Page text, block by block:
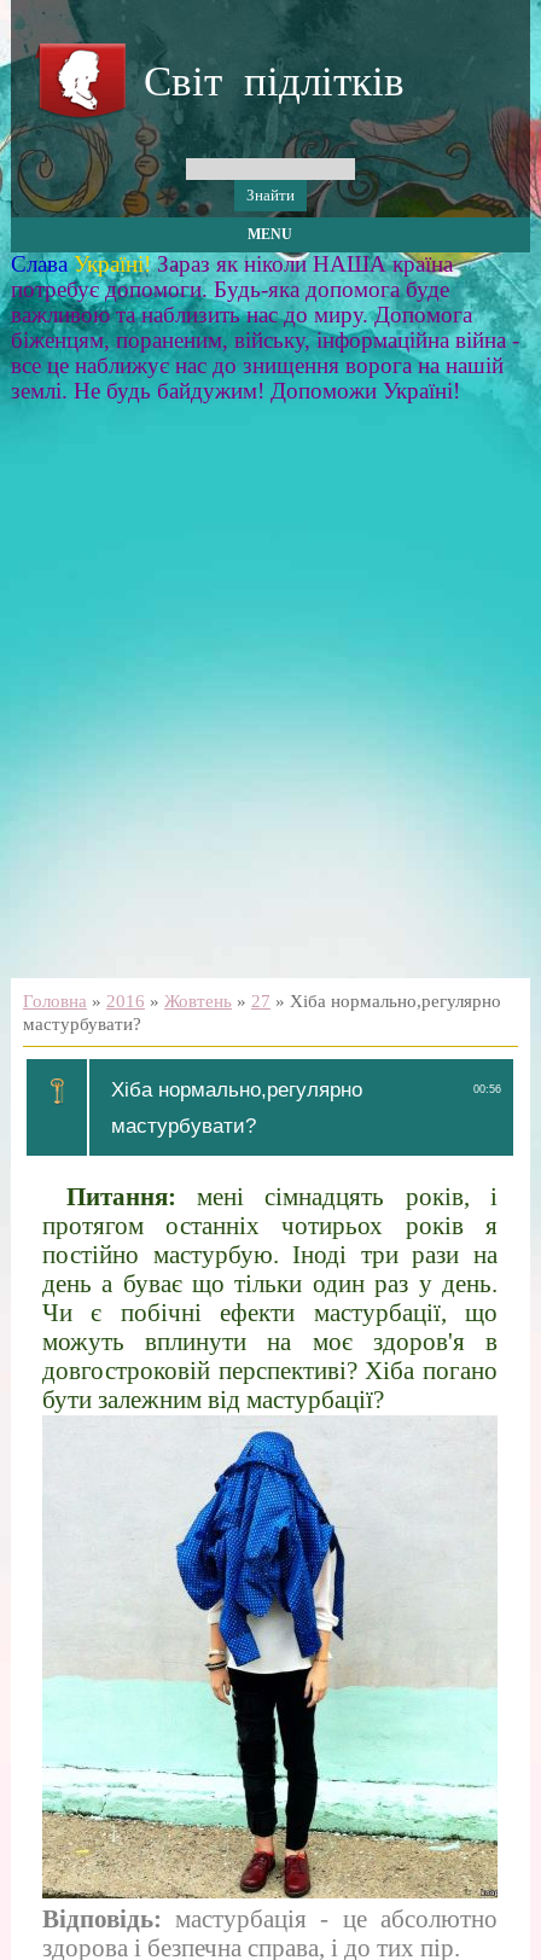
Світ підлітків
MENU
Слава Україні! Зараз як ніколи НАША країна
потребує допомоги. Будь-яка допомога буде
важливою та наблизить нас до миру. Допомога
біженцям, пораненим, війську, інформаційна війна -
все це наближує нас до знищення ворога на нашій
землі. Не будь байдужим! Допоможи Україні!
Головна » 2016 » Жовтень » 27 » Хіба нормально,регулярно
мастурбувати?
00:56
Хіба нормально,регулярно
мастурбувати?
Питання: мені сімнадцять років, і
протягом останніх чотирьох років я
постійно мастурбую. Іноді три рази на
день а буває що тільки один раз у день.
Чи є побічні ефекти мастурбації, що
можуть вплинути на моє здоров'я в
довгостроковій перспективі? Хіба погано
бути залежним від мастурбації?
Відповідь: мастурбація - це абсолютно
здорова і безпечна справа, і до тих пір.